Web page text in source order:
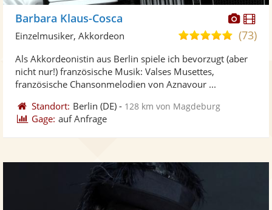
Fotos
Barbara Klaus-Cosca
5,0
5
(73)
Einzelmusiker, Akkordeon
Als Akkordeonistin aus Berlin spiele ich bevorzugt (aber
nicht nur!) französische Musik: Valses Musettes,
französische Chansonmelodien von Aznavour ...
Standort: Berlin (DE) - 128 km von Magdeburg
Gage: auf Anfrage